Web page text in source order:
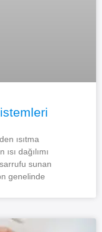
ısıtma
dağılımı
sunan
genelinde